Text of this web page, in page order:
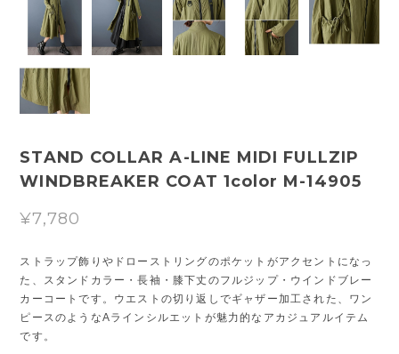
STAND COLLAR A-LINE MIDI FULLZIP
WINDBREAKER COAT 1color M-14905
¥7,780
ストラップ飾りやドローストリングのポケットがアクセントになっ
た、スタンドカラー・長袖・膝下丈のフルジップ・ウインドブレー
カーコートです。ウエストの切り返しでギャザー加工された、ワン
ピースのようなAラインシルエットが魅力的なアカジュアルイテム
です。